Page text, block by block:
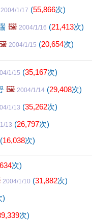
2004/1/17 (55,866次)
🖼️ 2004/1/16 (21,413次)
2004/1/15 (20,654次)
1/15 (35,167次)
🖼️ 2004/1/14 (29,408次)
1/13 (35,262次)
13 (26,797次)
(16,038次)
次)
2004/1/10 (31,882次)
)
次)